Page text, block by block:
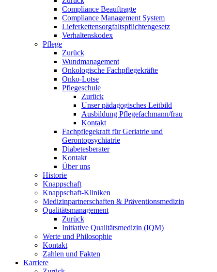
Compliance Beauftragte
Compliance Management System
Lieferkettensorgfaltspflichtengesetz
Verhaltenskodex
Pflege
Zurück
Wundmanagement
Onkologische Fachpflegekräfte
Onko-Lotse
Pflegeschule
Zurück
Unser pädagogisches Leitbild
Ausbildung Pflegefachmann/frau
Kontakt
Fachpflegekraft für Geriatrie und
Gerontopsychiatrie
Diabetesberater
Kontakt
Über uns
Historie
Knappschaft
Knappschaft-Kliniken
Medizinpartnerschaften & Präventionsmedizin
Qualitäts­management
Zurück
Initiative Qualitätsmedizin (IQM)
Werte und Philosophie
Kontakt
Zahlen und Fakten
Karriere